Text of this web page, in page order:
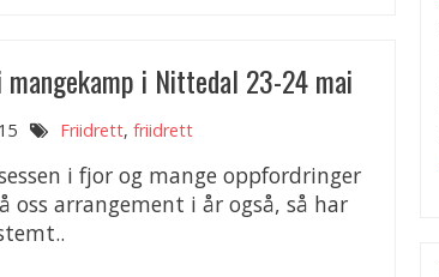
i Nittedal 23-24 mai
Friidrett, friidrett
i fjor og mange oppfordringer
oss arrangement i år også, så har